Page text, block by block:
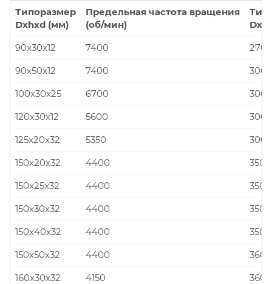
Типоразмер
Dxhxd (мм)
Предельная частота вращения
(об/мин)
90x30x12
7400
90x50x12
7400
100x30x25
6700
120x30x12
5600
125x20x32
5350
150x20x32
4400
150x25x32
4400
150x30x32
4400
150x40x32
4400
150x50x32
4400
160x30x32
4150